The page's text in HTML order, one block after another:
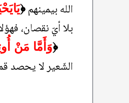
الله بيمينهم﴿
بلا أيّ نقصان،
﴿وَأَمَّا مَنْ
الشّعير لا يحصد